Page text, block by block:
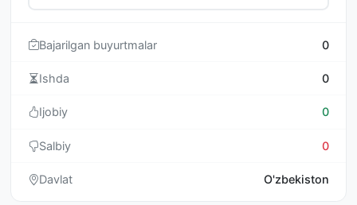
Bajarilgan buyurtmalar 0
Ishda 0
Ijobiy 0
Salbiy 0
Davlat O'zbekiston